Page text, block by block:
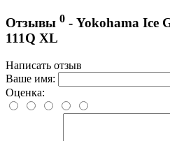
Отзывы 0 - Yokohama Ice
111Q XL
Написать отзыв
Ваше имя:
Оценка: